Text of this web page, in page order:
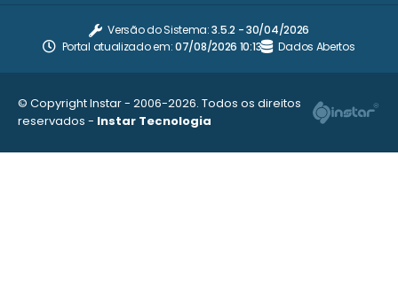
Versão do Sistema:3.5.2 - 30/04/2026
Portal atualizado em:07/08/2026 10:13 Dados Abertos
© Copyright Instar - 2006-2026. Todos os direitos
reservados - Instar Tecnologia